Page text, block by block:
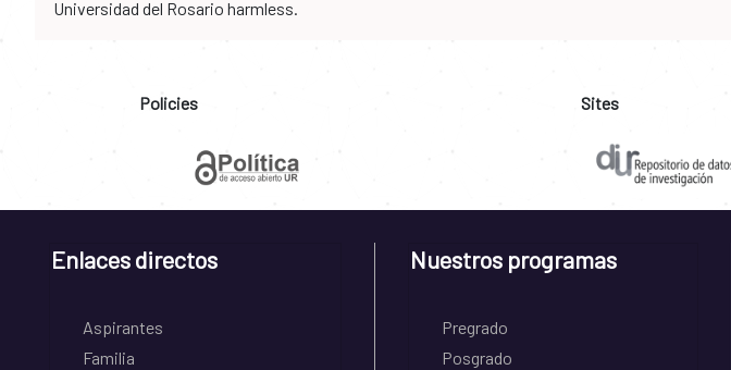
Universidad del Rosario harmless.
Policies Sites
Enlaces directos
Aspirantes
Familia
Nuestros programas
Pregrado
Posgrado